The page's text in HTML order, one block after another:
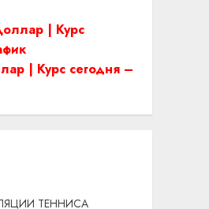
| Курс
| Курс сегодня –
ТЕННИСА